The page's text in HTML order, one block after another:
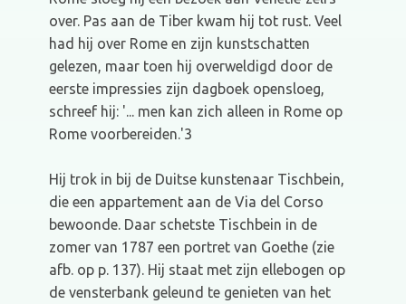
over. Pas aan de Tiber kwam hij tot rust. Veel
had hij over Rome en zijn kunstschatten
gelezen, maar toen hij overweldigd door de
eerste impressies zijn dagboek opensloeg,
schreef hij: '... men kan zich alleen in Rome op
Rome voorbereiden.'3
Hij trok in bij de Duitse kunstenaar Tischbein,
die een appartement aan de Via del Corso
bewoonde. Daar schetste Tischbein in de
zomer van 1787 een portret van Goethe (zie
afb. op p. 137). Hij staat met zijn ellebogen op
de vensterbank geleund te genieten van het